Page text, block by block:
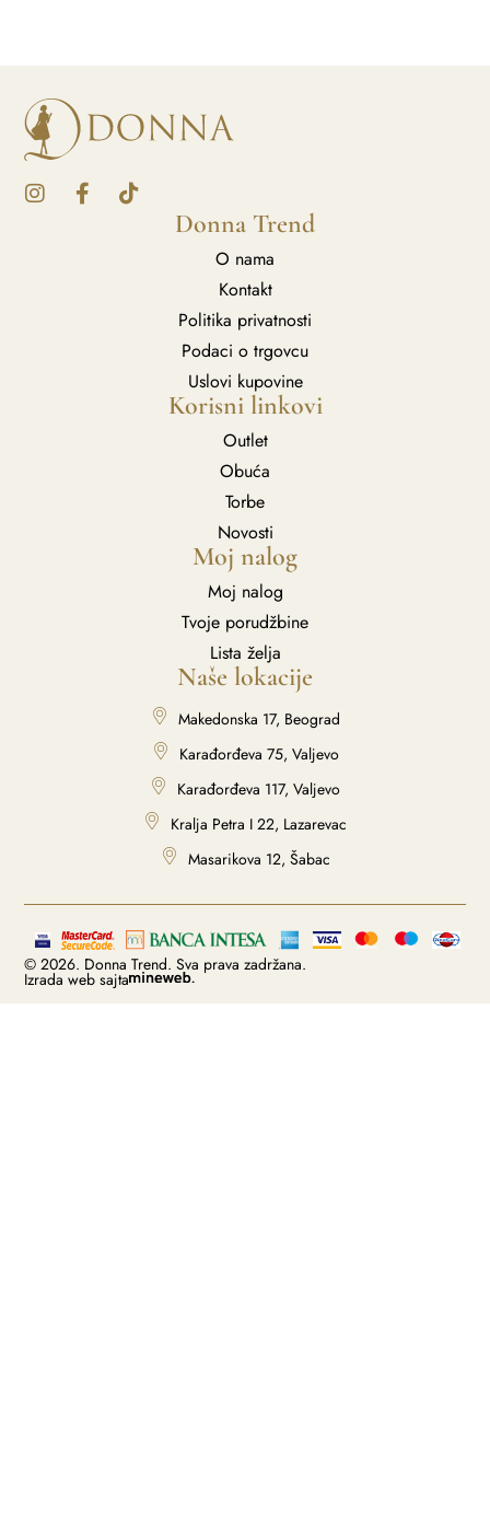
Donna Trend
O nama
Kontakt
Politika privatnosti
Podaci o trgovcu
Uslovi kupovine
Korisni linkovi
Outlet
Obuća
Torbe
Novosti
Moj nalog
Moj nalog
Tvoje porudžbine
Lista želja
Naše lokacije
Makedonska 17, Beograd
Karađorđeva 75, Valjevo
Karađorđeva 117, Valjevo
Kralja Petra I 22, Lazarevac
Masarikova 12, Šabac
© 2026. Donna Trend. Sva prava zadržana.
Izrada web sajta